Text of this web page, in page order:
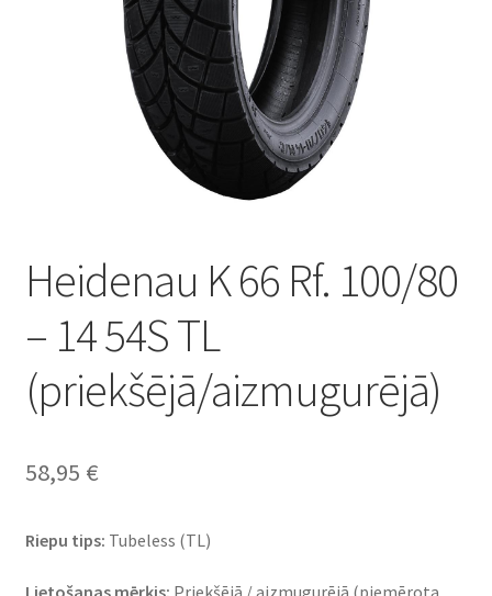
Heidenau K 66 Rf. 100/80
– 14 54S TL
(priekšējā/aizmugurējā)
58,95 €
Riepu tips: Tubeless (TL)